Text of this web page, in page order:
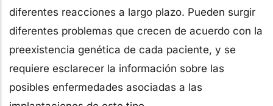
diferentes reacciones a largo plazo. Pueden surgir
diferentes problemas que crecen de acuerdo con la
preexistencia genética de cada paciente, y se
requiere esclarecer la información sobre las
posibles enfermedades asociadas a las